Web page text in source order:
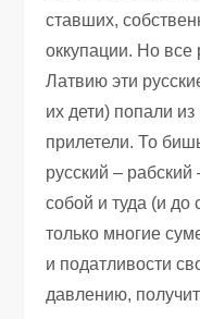
ставших,
оккупации. Но
Латвию эти
их дети) попали
прилетели. То
русский –
собой и туда (и до
только многие
и податливости
давлению,